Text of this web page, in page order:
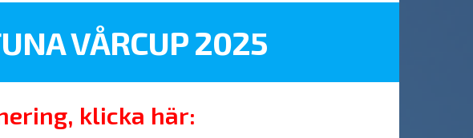
VÅRCUP 2025
klicka här: